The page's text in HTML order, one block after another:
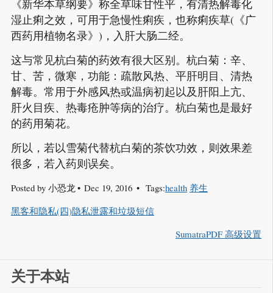
《新华本草纲要》称全草味甘性平，有清热解毒化
湿止痢之效，可用于急慢性痢疾，也称痢疾草(《广
西药用植物名录》)，入肝大肠二经。
这与常见杭白菊的药效有很大区别。杭白菊：辛、
甘、苦，微寒，功能：疏散风热、平肝明目、清热
解毒。常用于外感风热或温病初起以及肝阳上亢、
肝火目疾、热毒疮肿等病的治疗。杭白菊也是最好
的药用菊花。
所以，若以雪菊代替杭白菊的茶饮功效，则效果差
很多，若入药则误矣。
Posted by 小恐龙 Dec 19, 2016 Tags:health 养生
黑客和隐私(四)隐私泄露和垃圾短信
SumatraPDF 高级设置
关于本站